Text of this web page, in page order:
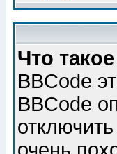
Что
BBCode
BBCode